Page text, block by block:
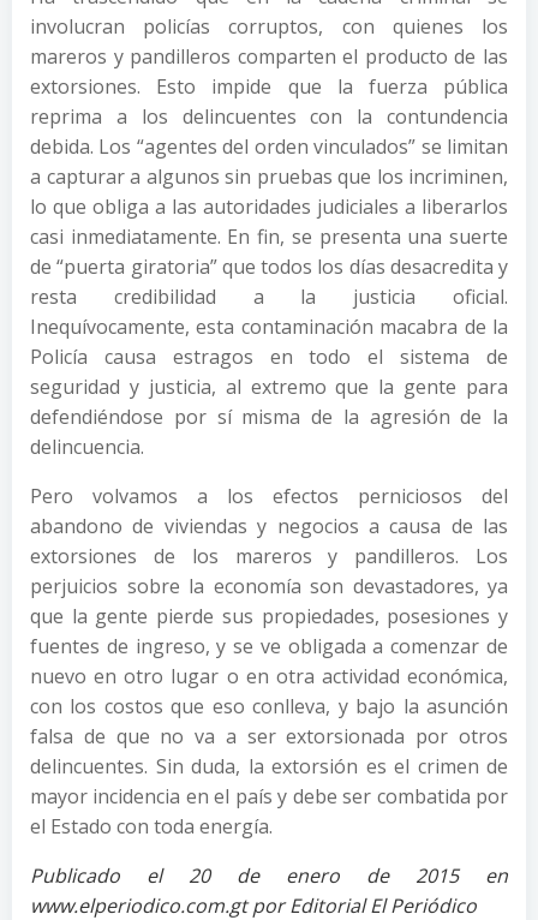
involucran policías corruptos, con quienes los
mareros y pandilleros comparten el producto de las
extorsiones. Esto impide que la fuerza pública
reprima a los delincuentes con la contundencia
debida. Los “agentes del orden vinculados” se limitan
a capturar a algunos sin pruebas que los incriminen,
lo que obliga a las autoridades judiciales a liberarlos
casi inmediatamente. En fin, se presenta una suerte
de “puerta giratoria” que todos los días desacredita y
resta credibilidad a la justicia oficial.
Inequívocamente, esta contaminación macabra de la
Policía causa estragos en todo el sistema de
seguridad y justicia, al extremo que la gente para
defendiéndose por sí misma de la agresión de la
delincuencia.
Pero volvamos a los efectos perniciosos del
abandono de viviendas y negocios a causa de las
extorsiones de los mareros y pandilleros. Los
perjuicios sobre la economía son devastadores, ya
que la gente pierde sus propiedades, posesiones y
fuentes de ingreso, y se ve obligada a comenzar de
nuevo en otro lugar o en otra actividad económica,
con los costos que eso conlleva, y bajo la asunción
falsa de que no va a ser extorsionada por otros
delincuentes. Sin duda, la extorsión es el crimen de
mayor incidencia en el país y debe ser combatida por
el Estado con toda energía.
Publicado el 20 de enero de 2015 en
www.elperiodico.com.gt por Editorial El Periódico